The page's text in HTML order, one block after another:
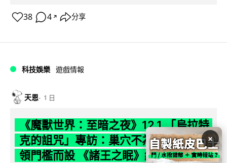
38 4 ↗ 分享
科技娛樂 遊戲情報
天恩 1 日
《魔獸世界：至暗之夜》12.1 「烏拉特
克的詛咒」專訪：巢穴不為提高世界首
領門檻而設 《諸王之眠》縮短約 10 分
×